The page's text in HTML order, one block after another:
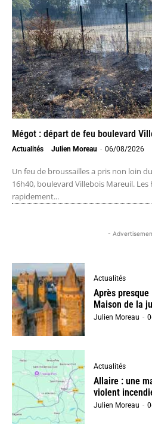
Mégot : départ de feu boulevard
Actualités Julien Moreau - 06/08/2026
Un feu de broussailles a pris non loin
16h40, boulevard Villebois Mareuil. Les
rapidement...
-
Actualités
Après
Maison de la
Julien Moreau -
Actualités
Allaire : une
violent
Julien Moreau -